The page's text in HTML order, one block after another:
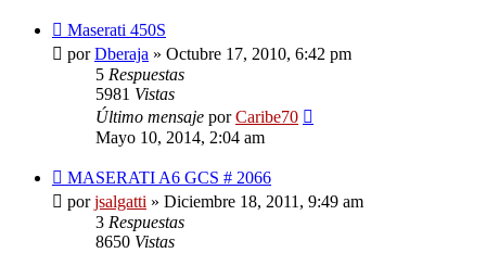
Maserati 450S
porDberaja » Octubre 17, 2010, 6:42 pm
5 Respuestas
5981 Vistas
Último mensaje porCaribe70
Mayo 10, 2014, 2:04 am
MASERATI A6 GCS # 2066
porjsalgatti » Diciembre 18, 2011, 9:49 am
3 Respuestas
8650 Vistas